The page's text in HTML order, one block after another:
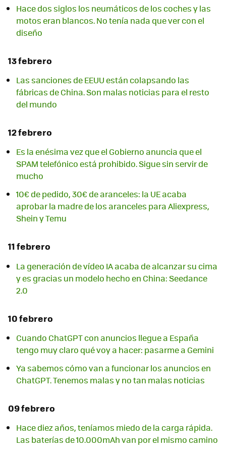
Hace dos siglos los neumáticos de los coches y las
motos eran blancos. No tenía nada que ver con el
diseño
13 febrero
Las sanciones de EEUU están colapsando las
fábricas de China. Son malas noticias para el resto
del mundo
12 febrero
Es la enésima vez que el Gobierno anuncia que el
SPAM telefónico está prohibido. Sigue sin servir de
mucho
10€ de pedido, 30€ de aranceles: la UE acaba
aprobar la madre de los aranceles para Aliexpress,
Shein y Temu
11 febrero
La generación de vídeo IA acaba de alcanzar su cima
y es gracias un modelo hecho en China: Seedance
2.0
10 febrero
Cuando ChatGPT con anuncios llegue a España
tengo muy claro qué voy a hacer: pasarme a Gemini
Ya sabemos cómo van a funcionar los anuncios en
ChatGPT. Tenemos malas y no tan malas noticias
09 febrero
Hace diez años, teníamos miedo de la carga rápida.
Las baterías de 10.000mAh van por el mismo camino